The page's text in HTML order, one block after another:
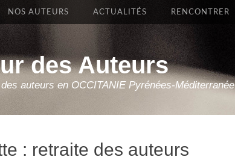
des Auteurs
auteurs en OCCITANIE Pyrénées-Méditerranée
Menu
NOS AUTEURS ACTUALITÉS RENCONTRER
: retraite des auteurs